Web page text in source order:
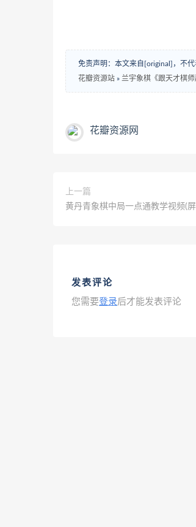
免责声明：本文来自[original]，不
花瓣资源站 » 兰宇象棋《跟天才棋
花瓣资源网
上一篇
黄丹青象棋中局一点通教学视频(
发表评论
您需要登录后才能发表评论